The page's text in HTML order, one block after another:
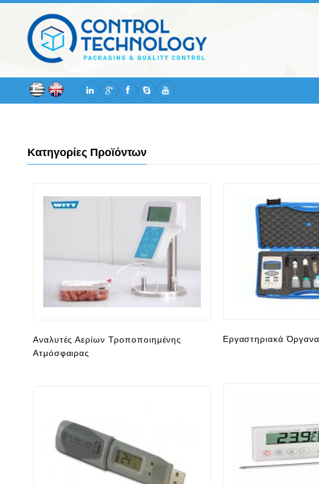
Κατηγορίες Προϊόντων
Αναλυτές Αερίων Τροποποιημένης
Ατμόσφαιρας
Εργαστηριακά